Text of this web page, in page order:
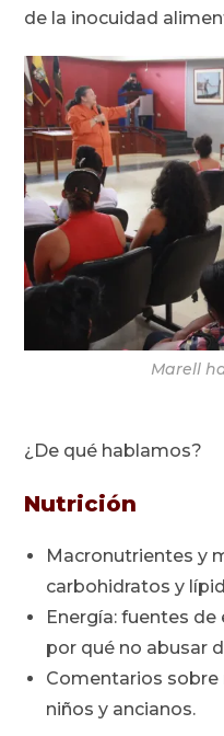
de la inocuidad
Marell
¿De qué hablamos?
Nutrición
Macronutrientes y
carbohidratos y
Energía: fuentes
por qué no abusar
Comentarios
niños y ancianos.